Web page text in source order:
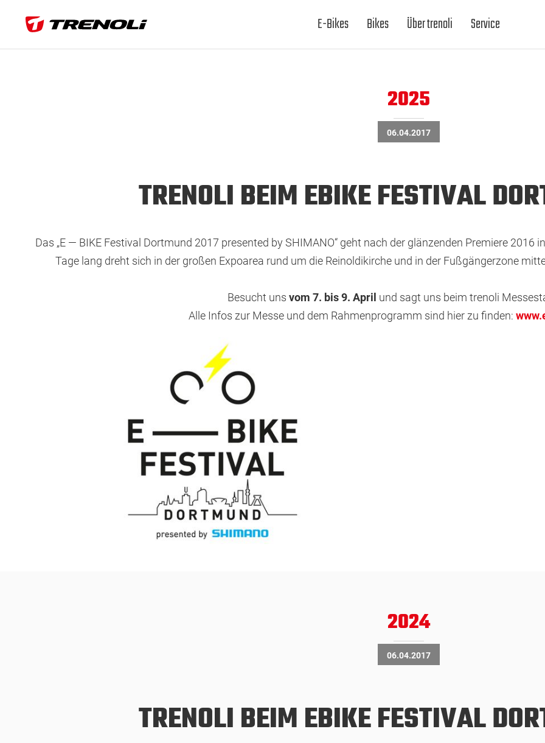
E-Bikes Bikes Über trenoli Service
2025
06.04.2017
TRENOLI BEIM EBIKE FESTIVAL
Das „E — BIKE Festival Dortmund 2017 presented by SHIMANO“ geht nach der glänzenden Premiere
Tage lang dreht sich in der großen Expoarea rund um die Reinoldikirche und in der Fußgängerzone
Besucht uns vom 7. bis 9. April und sagt uns beim trenoli
Alle Infos zur Messe und dem Rahmenprogramm sind hier zu finden:
2024
06.04.2017
TRENOLI BEIM EBIKE FESTIVAL